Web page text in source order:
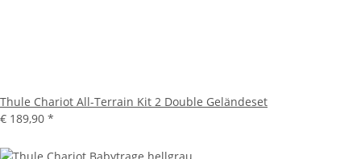
Thule Chariot All-Terrain Kit 2 Double Geländeset
€ 189,90 *